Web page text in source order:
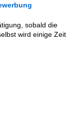
sobald die
wird einige Zeit